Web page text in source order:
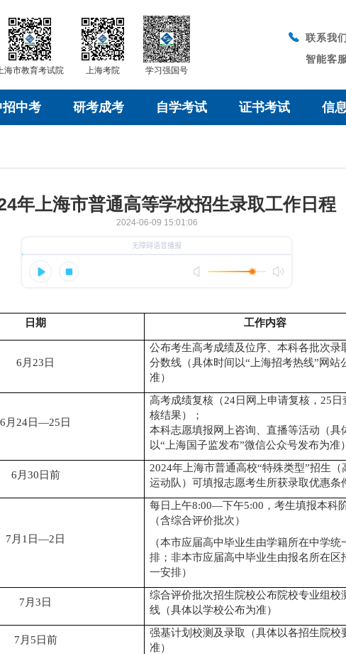
海市教育考试院 上海考院 学习强国号
联系我们
智能客服
招中考 研考成考 自学考试 证书考试 信
年上海市普通高等学校招生录取工作日程
2024-06-09 15:01:06
日期 工作内容
6 月 23 日
公布考生高考成绩及位序、本科各批次录
分数线（具体时间以“ 上海招考热线”网站
准）
6 月 24日—25 日
高考成绩复核（24日网上申请复核， 25 日
核结果）；
本科志愿填报网上咨询、直播等活动（具
以“上海国子监发布”微信公众号发布为准）
6 月 30 日前
2024年上海市普通高校“特殊类型”招生（
运动队）可填报志愿考生所获录取优惠条
7 月 1 日—2 日
每日 上午8:00—下午5:00 ， 考生填报本科
（含综合评价批次）
（本市应届高中毕业生由学籍所在中学统
排；非本市应届高中毕业生由报名所在区
一安排）
7 月 3 日
综合评价批次招生院校公布院校专业组校
线（具体以学校公布为准）
7 月 5 日前
强基计划校测及录取（具体以各招生院校
准）